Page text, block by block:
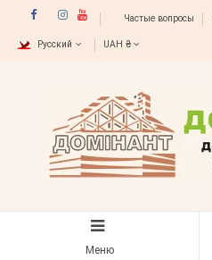
Частые вопросы
Русский UAH ₴
Меню